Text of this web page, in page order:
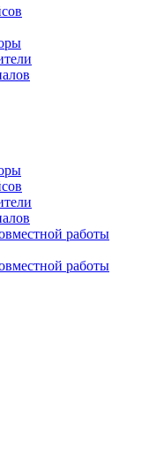
работы
работы